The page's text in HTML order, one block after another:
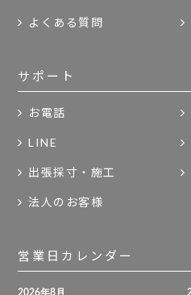
よくある質問
サポート
お電話
LINE
出張採寸・施工
法人のお客様
営業日カレンダー